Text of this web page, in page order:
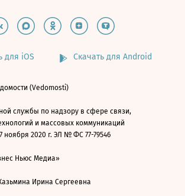
для iOS Скачать для Android
(Vedomosti)
службы по надзору в сфере связи,
и массовых коммуникаций
ноября 2020 г. ЭЛ № ФС 77-79546
Ньюс Медиа»
Ирина Сергеевна